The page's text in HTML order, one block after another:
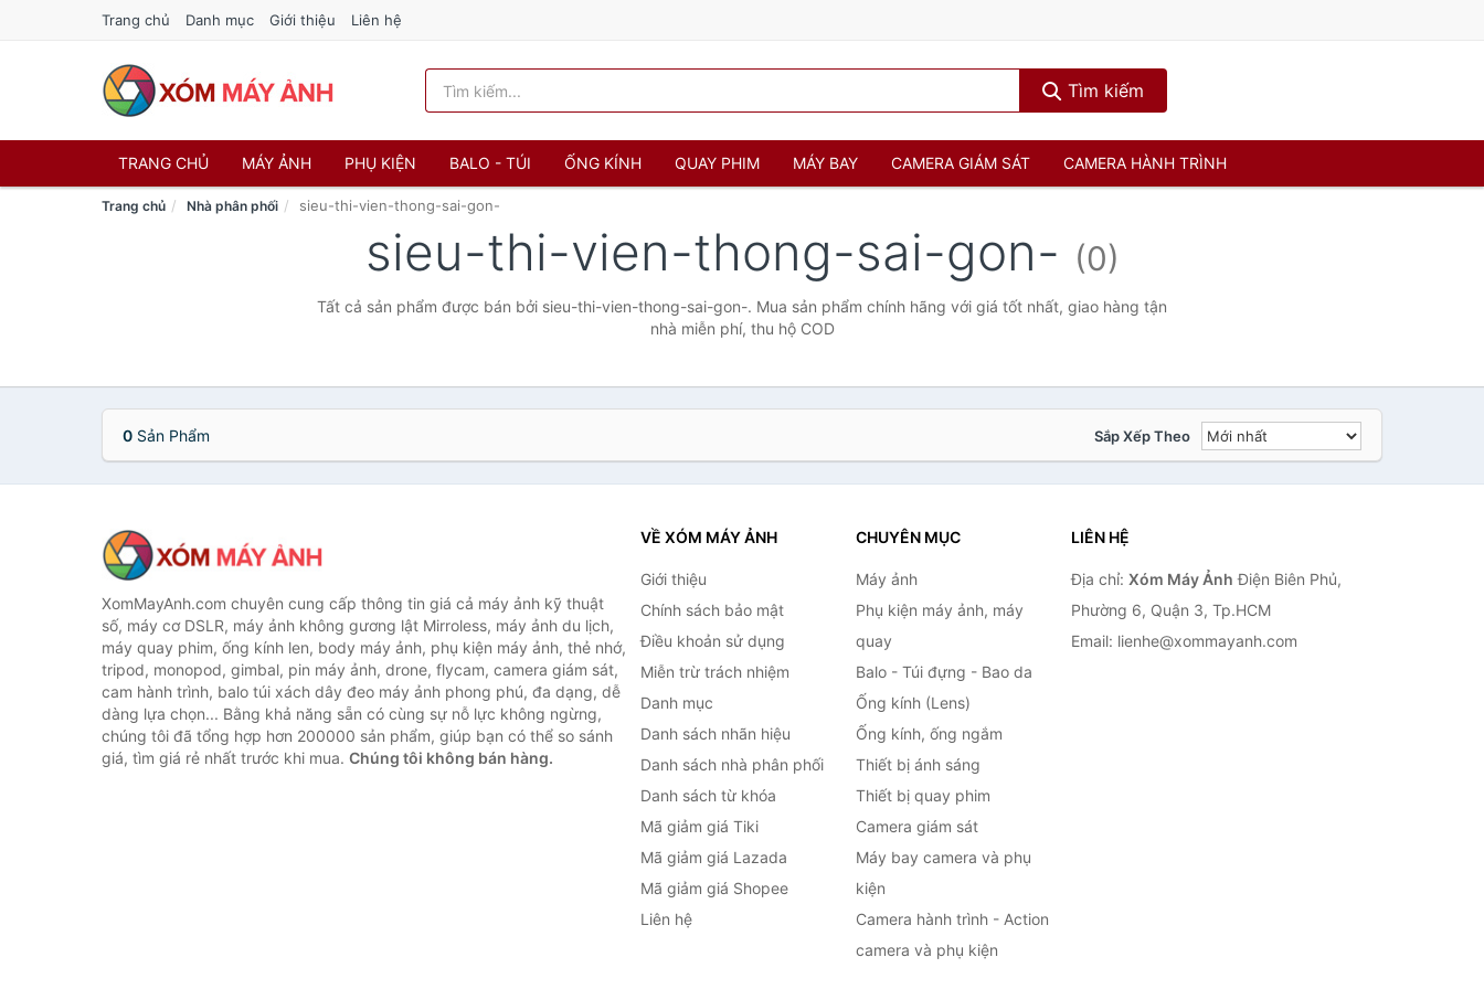
Trang chủ Danh mục Giới thiệu Liên hệ
Tìm kiếm
TRANG CHỦ MÁY ẢNH PHỤ KIỆN BALO - TÚI ỐNG KÍNH QUAY PHIM MÁY BAY CAMERA GIÁM SÁT CAMERA HÀNH TRÌNH
Trang chủ Nhà phân phối sieu-thi-vien-thong-sai-gon-
sieu-thi-vien-thong-sai-gon- (0)
Tất cả sản phẩm được bán bởi sieu-thi-vien-thong-sai-gon-. Mua sản phẩm chính hãng với giá tốt nhất, giao hàng tận
nhà miễn phí, thu hộ COD
0 Sản Phẩm Sắp Xếp Theo
XomMayAnh.com chuyên cung cấp thông tin giá cả máy ảnh kỹ thuật
số, máy cơ DSLR, máy ảnh không gương lật Mirroless, máy ảnh du lịch,
máy quay phim, ống kính len, body máy ảnh, phụ kiện máy ảnh, thẻ nhớ,
tripod, monopod, gimbal, pin máy ảnh, drone, flycam, camera giám sát,
cam hành trình, balo túi xách dây đeo máy ảnh phong phú, đa dạng, dễ
dàng lựa chọn... Bằng khả năng sẵn có cùng sự nỗ lực không ngừng,
chúng tôi đã tổng hợp hơn 200000 sản phẩm, giúp bạn có thể so sánh
giá, tìm giá rẻ nhất trước khi mua. Chúng tôi không bán hàng.
VỀ XÓM MÁY ẢNH
Giới thiệu
Chính sách bảo mật
Điều khoản sử dụng
Miễn trừ trách nhiệm
Danh mục
Danh sách nhãn hiệu
Danh sách nhà phân phối
Danh sách từ khóa
Mã giảm giá Tiki
Mã giảm giá Lazada
Mã giảm giá Shopee
Liên hệ
CHUYÊN MỤC
Máy ảnh
Phụ kiện máy ảnh, máy
quay
Balo - Túi đựng - Bao da
Ống kính (Lens)
Ống kính, ống ngắm
Thiết bị ánh sáng
Thiết bị quay phim
Camera giám sát
Máy bay camera và phụ
kiện
Camera hành trình - Action
camera và phụ kiện
LIÊN HỆ
Địa chỉ: Xóm Máy Ảnh Điện Biên Phủ,
Phường 6, Quận 3, Tp.HCM
Email: lienhe@xommayanh.com